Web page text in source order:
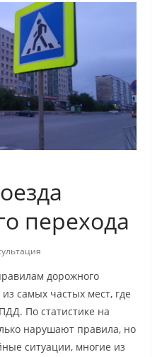
перехода
дорожного
самых частых мест, где
По статистике на
нарушают правила, но
ситуации, многие из